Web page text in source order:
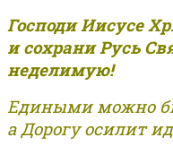
Господи Иисусе
и сохрани Русь
неделимую!
Едиными можно
а Дорогу осилит